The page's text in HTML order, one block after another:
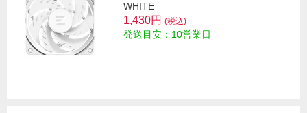
WHITE
1,430円 (税込)
発送目安：10営業日